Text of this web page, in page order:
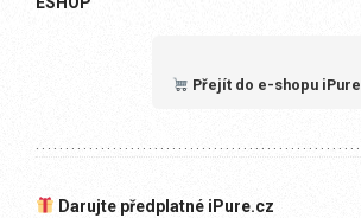
Přejít do e-shopu iPure
Darujte předplatné iPure.cz